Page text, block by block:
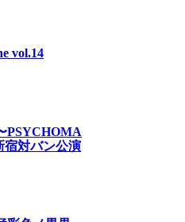
vol.14
PSYCHOMA
対バン公演